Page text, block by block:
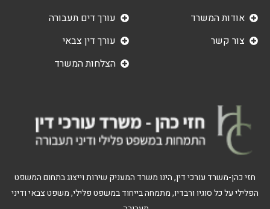
חזי כהן-משרד עורכי דין, הינו משרד המעניק שירות וייצוג בתחום המשפט
הפלילי על כל סוגיו ורבדיו, מתמחה בייחוד במשפט פלילי, משפט צבאי ודיני
עורך דים תעבורה
עורך דין צבאי
הצלחות המשרד
אודות המשרד
צור קשר